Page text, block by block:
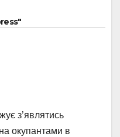
з’являтись
окупантами в